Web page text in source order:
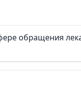
обращения